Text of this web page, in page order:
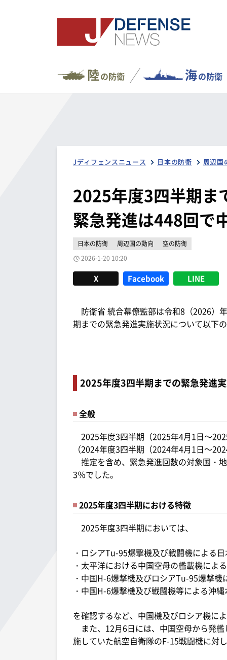
陸の防衛 海の防衛
Jディフェンスニュース 日本の防衛 周辺国
2025年度3四半期ま
緊急発進は448回で
日本の防衛 周辺国の動向
空の防衛
2026-1-20 10:20
X Facebook LINE
防衛省 統合幕僚監部は令和8（2026）
期までの緊急発進実施状況について以下
2025年度3四半期までの緊急発進
全般
2025年度3四半期（2025年4月1日～
（2024年度3四半期（2024年4月1日～
推定を含め、緊急発進回数の対象国・
3％でした。
2025年度3四半期における特徴
2025年度3四半期においては、
・ロシアTu-95爆撃機及び戦闘機による
・太平洋における中国空母の艦載機によ
・中国H-6爆撃機及びロシアTu-95爆撃
・中国H-6爆撃機及び戦闘機等による沖
を確認するなど、中国機及びロシア機に
また、12月6日には、中国空母から発
施していた航空自衛隊のF-15戦闘機に対